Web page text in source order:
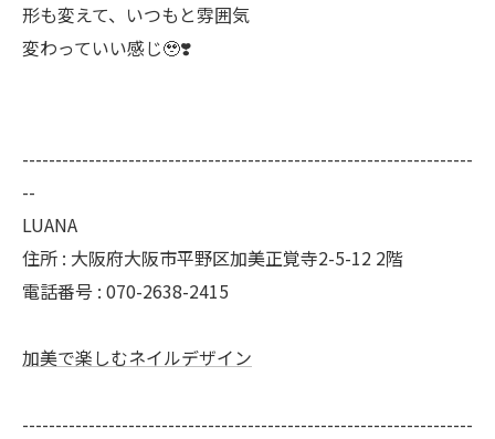
形も変えて、いつもと雰囲気
変わっていい感じ🥹❣️
--------------------------------------------------------------------
--
LUANA
住所 : 大阪府大阪市平野区加美正覚寺2-5-12 2階
電話番号 : 070-2638-2415
加美で楽しむネイルデザイン
--------------------------------------------------------------------